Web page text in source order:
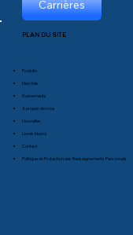
Carrières
PLAN DU SITE
Produits
Marchés
Événements
À propos de nous
Nouvelles
Livres blancs
Contact
Politique de Protection des Renseignements Personnels